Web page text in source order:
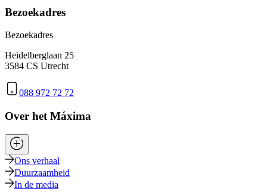
Bezoekadres
Bezoekadres
Heidelberglaan 25
3584 CS Utrecht
088 972 72 72
Over het Máxima
Ons verhaal
Duurzaamheid
In de media